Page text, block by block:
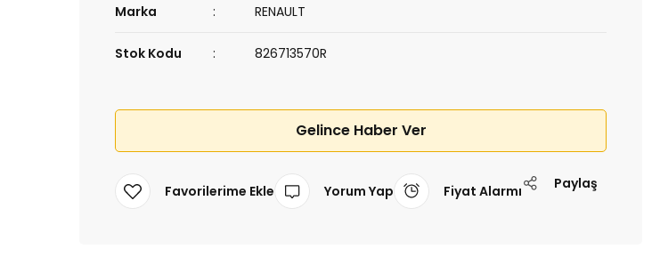
Marka RENAULT
Stok Kodu 826713570R
Gelince Haber Ver
Yorum Yap Fiyat Alarmı Paylaş